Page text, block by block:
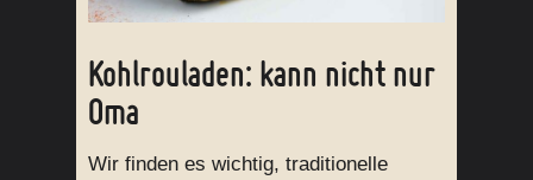
Kohlrouladen: kann nicht nur
Oma
Wir finden es wichtig, traditionelle